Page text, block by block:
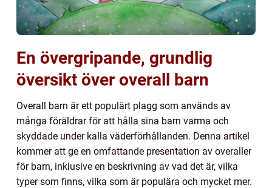
En övergripande, grundlig
översikt över overall barn
Overall barn är ett populärt plagg som används av
många föräldrar för att hålla sina barn varma och
skyddade under kalla väderförhållanden. Denna artikel
kommer att ge en omfattande presentation av overaller
för barn, inklusive en beskrivning av vad det är, vilka
typer som finns, vilka som är populära och mycket mer.